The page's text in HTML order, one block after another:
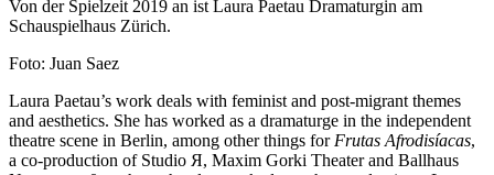
Von der Spielzeit 2019 an ist Laura Paetau Dramaturgin am
Schauspielhaus Zürich.
Foto: Juan Saez
Laura Paetau’s work deals with feminist and post-migrant themes
and aesthetics. She has worked as a dramaturge in the independent
theatre scene in Berlin, among other things for Frutas Afrodisíacas,
a co-production of Studio Я, Maxim Gorki Theater and Ballhaus